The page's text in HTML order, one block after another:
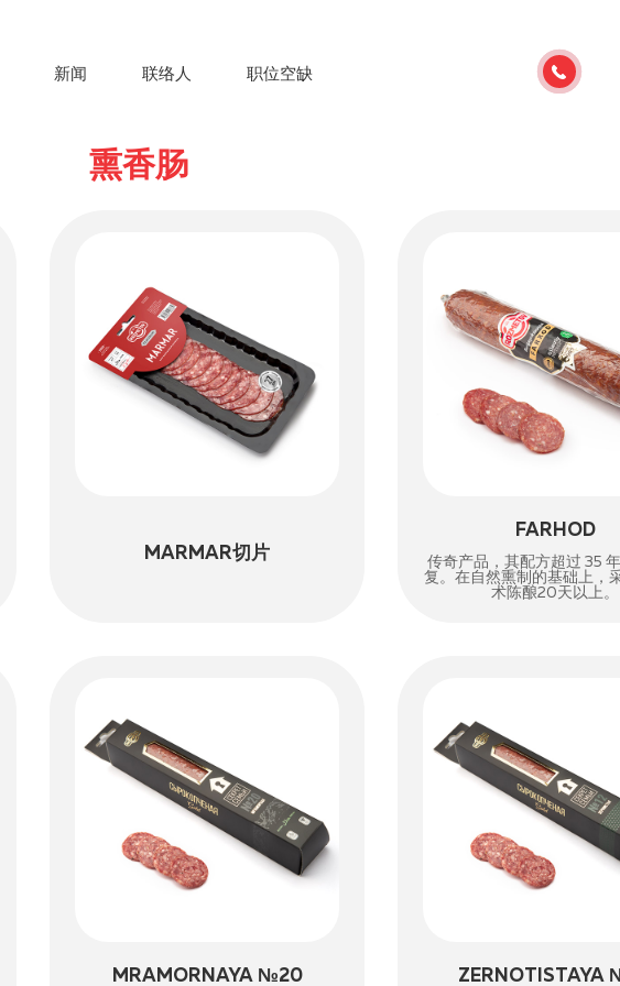
新闻 联络人 职位空缺
熏香肠
MARMAR切片
FARHOD
传奇产品，其配方超过 35
复。在自然熏制的基础上，
术陈酿20天以上。
MRAMORNAYA №20 ZERNOTISTAYA